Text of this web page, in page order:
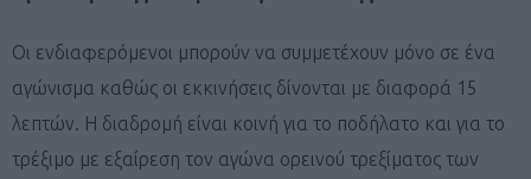
Οι ενδιαφερόμενοι μπορούν να συμμετέχουν μόνο σε ένα
αγώνισμα καθώς οι εκκινήσεις δίνονται με διαφορά 15
λεπτών. Η διαδρομή είναι κοινή για το ποδήλατο και για το
τρέξιμο με εξαίρεση τον αγώνα ορεινού τρεξίματος των